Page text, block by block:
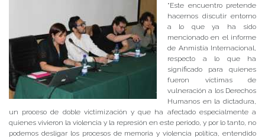
“Este encuentro pretende
hacernos discutir entorno
a lo que ya ha sido
mencionado en el informe
de Anmistía Internacional,
respecto a lo que ha
significado para quienes
fueron víctimas de
vulneración a los Derechos
Humanos en la dictadura,
un proceso de doble victimización y que ha afectado especialmente a
quienes vivieron la violencia y la represión en este periodo, y por lo tanto, no
podemos desligar los procesos de memoria y violencia política, entendido